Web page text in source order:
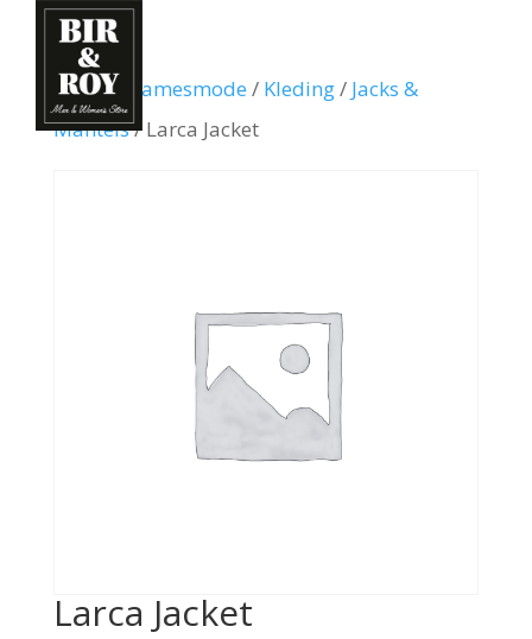
Home/ Damesmode / Kleding/ Jacks &
Mantels/ Larca Jacket
Larca Jacket